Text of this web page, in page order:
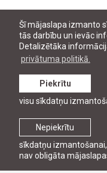
Šī mājaslapa izmanto
tās darbību un ievāc
Detalizētāka
privātuma politikā.
Nepiekrītu
sīkdatņu
nav obligāta
Piekrītu
visu sīkdatņu
Ziņas
Seminārs
maiņa un
25. februāris, 2011